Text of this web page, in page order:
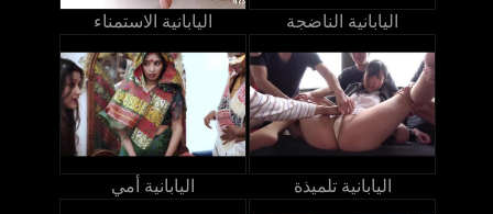
اليابانية الاستمناء اليابانية الناضجة
اليابانية أمي اليابانية تلميذة